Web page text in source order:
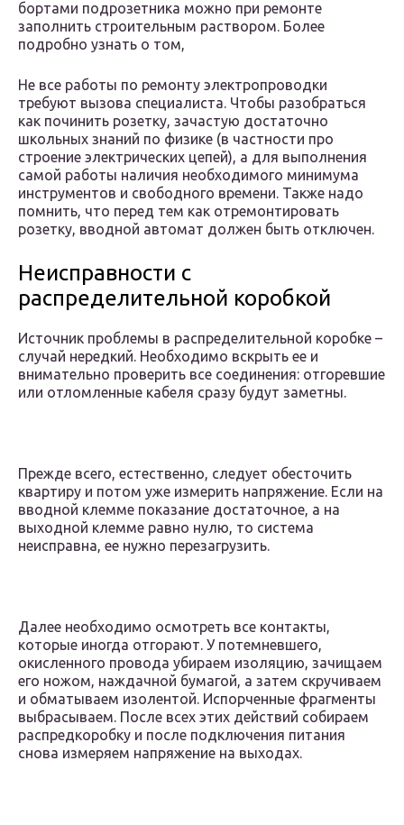
бортами подрозетника можно при ремонте
заполнить строительным раствором. Более
подробно узнать о том,
Не все работы по ремонту электропроводки
требуют вызова специалиста. Чтобы разобраться
как починить розетку, зачастую достаточно
школьных знаний по физике (в частности про
строение электрических цепей), а для выполнения
самой работы наличия необходимого минимума
инструментов и свободного времени. Также надо
помнить, что перед тем как отремонтировать
розетку, вводной автомат должен быть отключен.
Неисправности с
распределительной коробкой
Источник проблемы в распределительной коробке –
случай нередкий. Необходимо вскрыть ее и
внимательно проверить все соединения: отгоревшие
или отломленные кабеля сразу будут заметны.
Прежде всего, естественно, следует обесточить
квартиру и потом уже измерить напряжение. Если на
вводной клемме показание достаточное, а на
выходной клемме равно нулю, то система
неисправна, ее нужно перезагрузить.
Далее необходимо осмотреть все контакты,
которые иногда отгорают. У потемневшего,
окисленного провода убираем изоляцию, зачищаем
его ножом, наждачной бумагой, а затем скручиваем
и обматываем изолентой. Испорченные фрагменты
выбрасываем. После всех этих действий собираем
распредкоробку и после подключения питания
снова измеряем напряжение на выходах.